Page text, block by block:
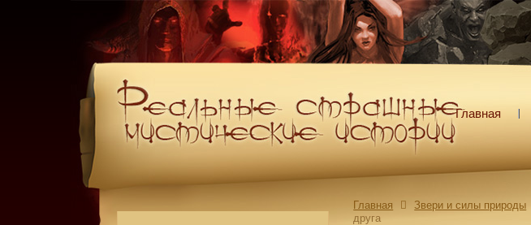
Главная
Главная Звери и силы природы
друга